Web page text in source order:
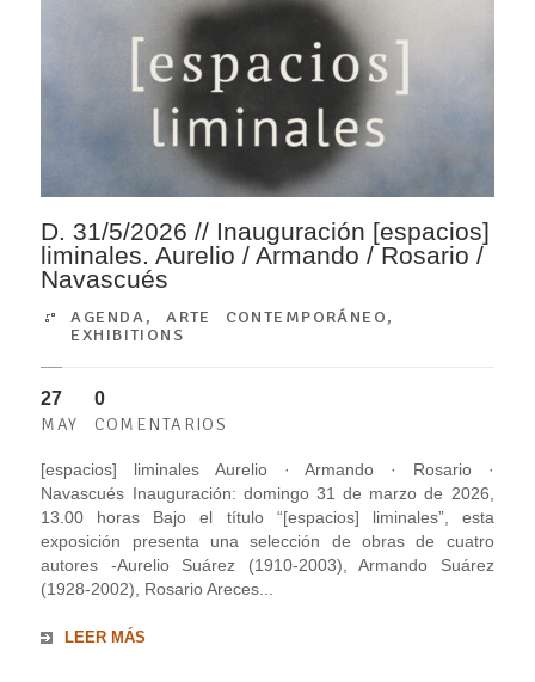
D. 31/5/2026 // Inauguración [espacios]
liminales. Aurelio / Armando / Rosario /
Navascués
AGENDA,ARTE CONTEMPORÁNEO,
EXHIBITIONS
27
MAY
0
COMENTARIOS
[espacios] liminales Aurelio · Armando · Rosario ·
Navascués Inauguración: domingo 31 de marzo de 2026,
13.00 horas Bajo el título “[espacios] liminales”, esta
exposición presenta una selección de obras de cuatro
autores -Aurelio Suárez (1910-2003), Armando Suárez
(1928-2002), Rosario Areces...
LEER MÁS